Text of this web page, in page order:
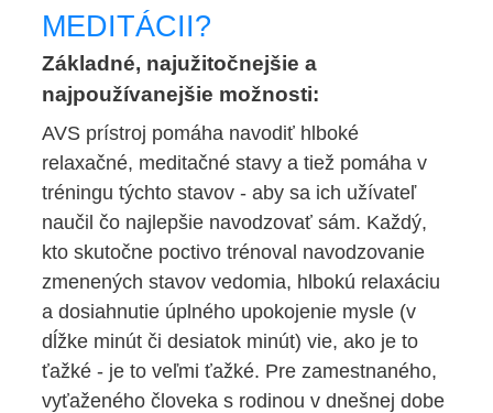
MEDITÁCII?
Základné, najužitočnejšie a
najpoužívanejšie možnosti:
AVS prístroj pomáha navodiť hlboké
relaxačné, meditačné stavy a tiež pomáha v
tréningu týchto stavov - aby sa ich užívateľ
naučil čo najlepšie navodzovať sám. Každý,
kto skutočne poctivo trénoval navodzovanie
zmenených stavov vedomia, hlbokú relaxáciu
a dosiahnutie úplného upokojenie mysle (v
dĺžke minút či desiatok minút) vie, ako je to
ťažké - je to veľmi ťažké. Pre zamestnaného, ​​
vyťaženého človeka s rodinou v dnešnej dobe